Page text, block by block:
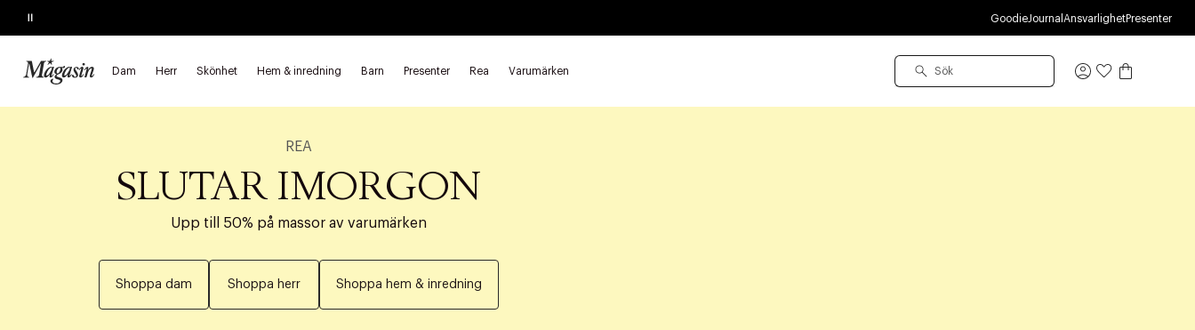
Pause GoodieJournal AnsvarlighetPresenter
Dam Herr Skönhet Hem & inredning Barn Presenter Rea Varumärken
Logga
REA
SLUTAR IMORGON
Upp till 50% på massor av varumärken
Shoppa dam Shoppa herr Shoppa hem & inredning